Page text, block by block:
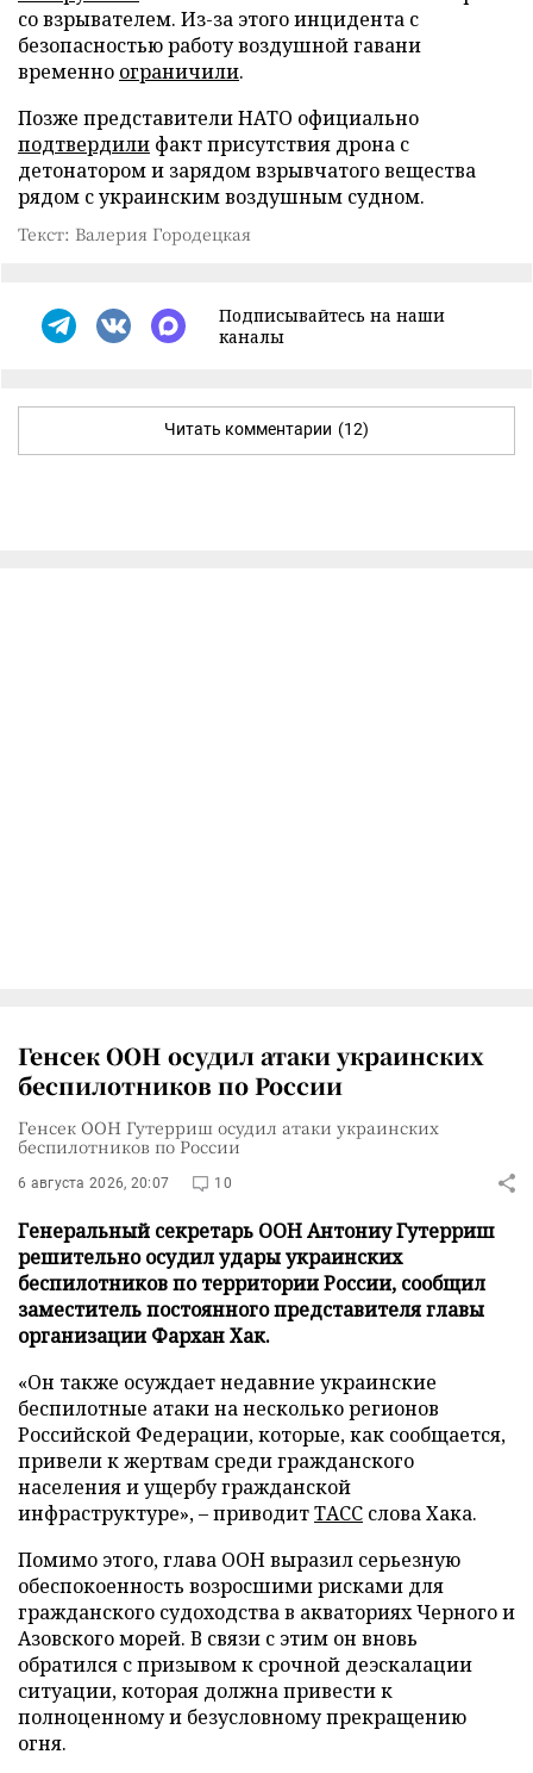
со взрывателем. Из-за этого инцидента с
безопасностью работу воздушной гавани
временно ограничили.
Позже представители НАТО официально
подтвердили факт присутствия дрона с
детонатором и зарядом взрывчатого вещества
рядом с украинским воздушным судном.
Текст: Валерия Городецкая
Подписывайтесь на наши
каналы
Читать комментарии (12)
Генсек ООН осудил атаки украинских
беспилотников по России
Генсек ООН Гутерриш осудил атаки украинских
беспилотников по России
6 августа 2026, 20:07 10
Генеральный секретарь ООН Антониу Гутерриш
решительно осудил удары украинских
беспилотников по территории России, сообщил
заместитель постоянного представителя главы
организации Фархан Хак.
«Он также осуждает недавние украинские
беспилотные атаки на несколько регионов
Российской Федерации, которые, как сообщается,
привели к жертвам среди гражданского
населения и ущербу гражданской
инфраструктуре», – приводитТАСС слова Хака.
Помимо этого, глава ООН выразил серьезную
обеспокоенность возросшими рисками для
гражданского судоходства в акваториях Черного и
Азовского морей. В связи с этим он вновь
обратился с призывом к срочной деэскалации
ситуации, которая должна привести к
полноценному и безусловному прекращению
огня.